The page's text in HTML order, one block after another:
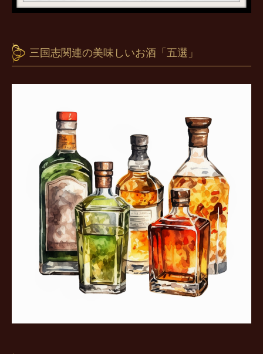
三国志関連の美味しいお酒「五選」